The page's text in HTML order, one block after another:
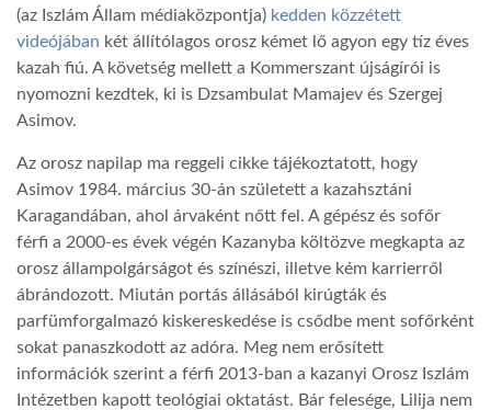
DOBRAVERO.HU
LATIMO.HU
GLOBOBOOK
(az Iszlám Állam médiaközpontja) kedden közzétett
videójában két állítólagos orosz kémet lő agyon egy tíz éves
kazah fiú. A követség mellett a Kommerszant újságírói is
nyomozni kezdtek, ki is Dzsambulat Mamajev és Szergej
Asimov.
Az orosz napilap ma reggeli cikke tájékoztatott, hogy
Asimov 1984. március 30-án született a kazahsztáni
Karagandában, ahol árvaként nőtt fel. A gépész és sofőr
férfi a 2000-es évek végén Kazanyba költözve megkapta az
orosz állampolgárságot és színészi, illetve kém karrierről
ábrándozott. Miután portás állásából kirúgták és
parfümforgalmazó kiskereskedése is csődbe ment sofőrként
sokat panaszkodott az adóra. Meg nem erősített
információk szerint a férfi 2013-ban a kazanyi Orosz Iszlám
Intézetben kapott teológiai oktatást. Bár felesége, Lilija nem